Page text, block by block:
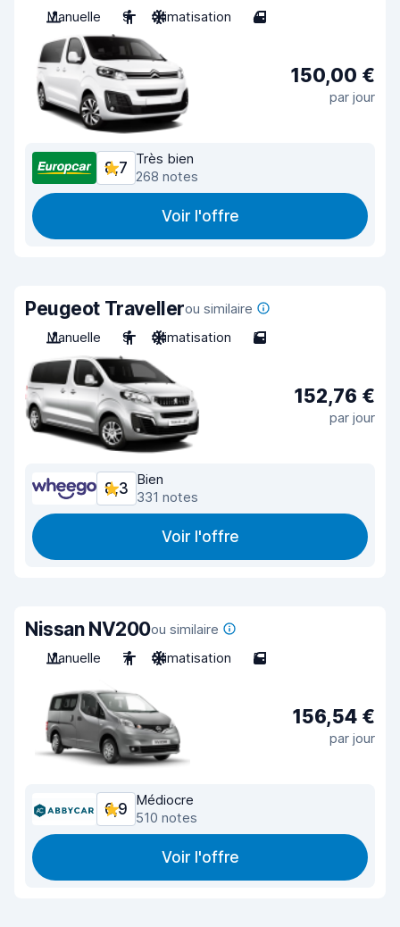
Manuelle
9 Climatisation 4
150,00 €
par jour
8,7
Très bien
268 notes
Voir l'offre
Peugeot Travellerou similaire
Manuelle
9 Climatisation 5
152,76 €
par jour
8,3
Bien
331 notes
Voir l'offre
Nissan NV200ou similaire
Manuelle
7 Climatisation 5
156,54 €
par jour
6,9
Médiocre
510 notes
Voir l'offre